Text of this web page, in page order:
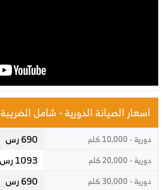
اسعار الصيانة الدورية - شامل الضريبة
دورية - 10,000 كلم 690 رس
دورية - 20,000 كلم 1093 رس
دورية - 30,000 كلم 690 رس